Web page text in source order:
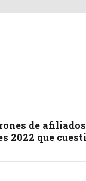
de
2022 que